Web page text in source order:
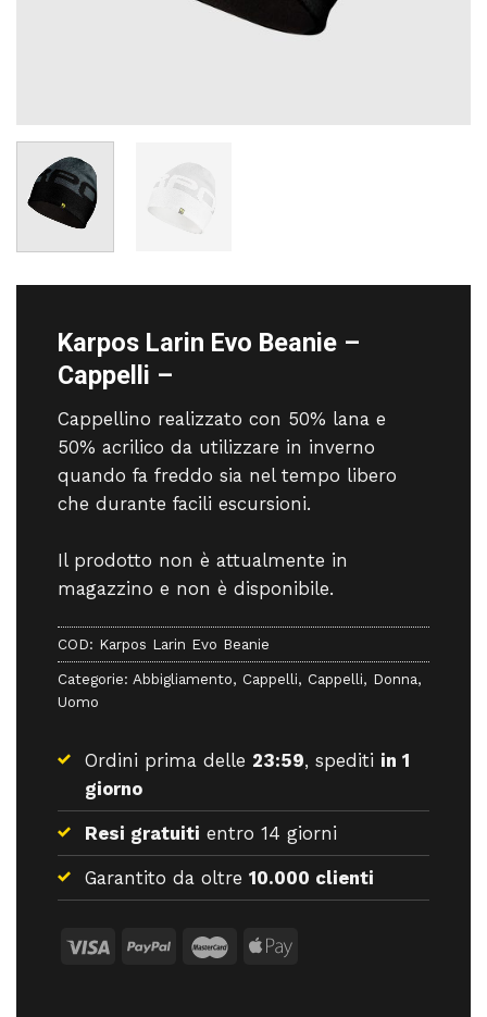
Karpos Larin Evo Beanie –
Cappelli –
Cappellino realizzato con 50% lana e
50% acrilico da utilizzare in inverno
quando fa freddo sia nel tempo libero
che durante facili escursioni.
Il prodotto non è attualmente in
magazzino e non è disponibile.
COD: Karpos Larin Evo Beanie
Categorie: Abbigliamento, Cappelli, Cappelli, Donna,
Uomo
Ordini prima delle 23:59, spediti in 1
giorno
Resi gratuiti entro 14 giorni
Garantito da oltre 10.000 clienti